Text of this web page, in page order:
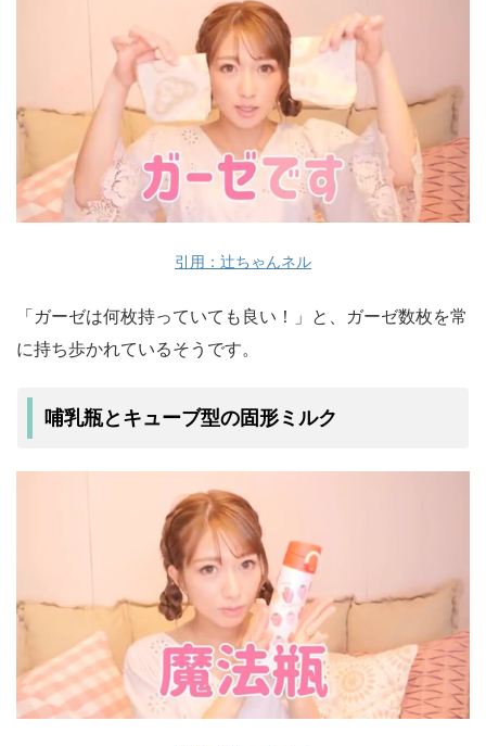
引用：辻ちゃんネル
「ガーゼは何枚持っていても良い！」と、ガーゼ数枚を常
に持ち歩かれているそうです。
哺乳瓶とキューブ型の固形ミルク